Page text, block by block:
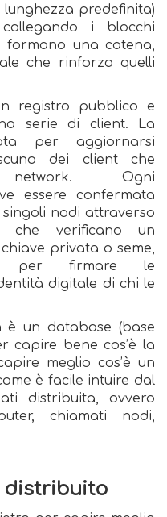
predefinita)
i blocchi
formano una catena,
che rinforza quelli
registro pubblico e
serie di client. La
per aggiornarsi
dei client che
Ogni
essere confermata
nodi attraverso
che verificano un
privata o seme,
per firmare le
digitale di chi le
è un database (base
capire bene cos’è la
meglio cos’è un
è facile intuire dal
distribuita, ovvero
chiamati nodi,
distribuito